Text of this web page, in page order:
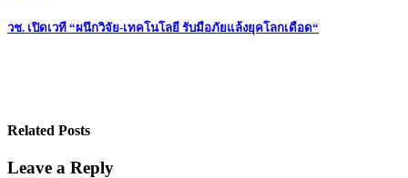
Post
วช. เปิดเวที “ผนึกวิจัย-เทคโนโลยี รับมือภัยแล้งยุคโลกเดือด“
Related Posts
Leave a Reply